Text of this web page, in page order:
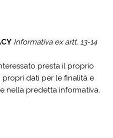
Informativa ex artt. 13-14
presta il proprio
dati per le finalità e
nella predetta informativa.